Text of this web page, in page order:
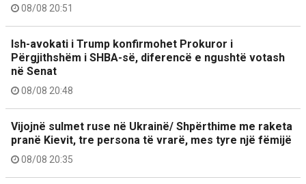
08/08 20:51
Ish-avokati i Trump konfirmohet Prokuror i
Përgjithshëm i SHBA-së, diferencë e ngushtë votash
në Senat
08/08 20:48
Vijojnë sulmet ruse në Ukrainë/ Shpërthime me raketa
pranë Kievit, tre persona të vrarë, mes tyre një fëmijë
08/08 20:35